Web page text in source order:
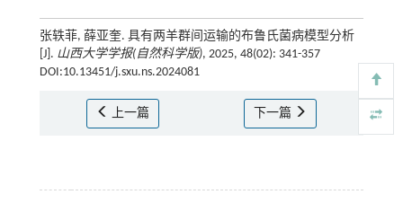
张轶菲, 薛亚奎. 具有两羊群间运输的布鲁氏菌病模型分析
[J]. 山西大学学报(自然科学版), 2025, 48(02): 341-357
DOI:10.13451/j.sxu.ns.2024081
上一篇 下一篇